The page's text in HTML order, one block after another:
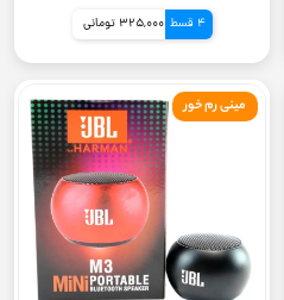
4 قسط 325,000 تومانی
مینی رم خور